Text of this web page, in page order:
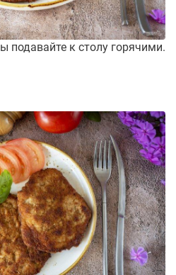
подавайте к столу горячими.